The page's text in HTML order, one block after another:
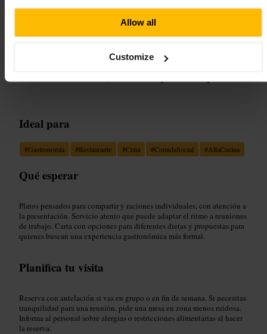
Allow all
Customize
Imagen /GA KingsX
Ideal para
#Gastronomía #Restaurante #Cena #ComidaSocial #AltaCocina
Qué esperar
Platos pensados para compartir y raciones individuales, con atención a
la presentación. Servicio atento que puede adaptar el ritmo a reuniones
de trabajo. Carta con opciones para diferentes dietas y propuestas para
quienes buscan una experiencia gastronómica más formal.
Planifica tu visita
Reserva con antelación si vas en grupo o en fin de semana. Si necesitas
tranquilidad para una reunión, pide una mesa en zona menos ruidosa.
Informa al personal sobre alergias o restricciones alimentarias al hacer
la reserva.